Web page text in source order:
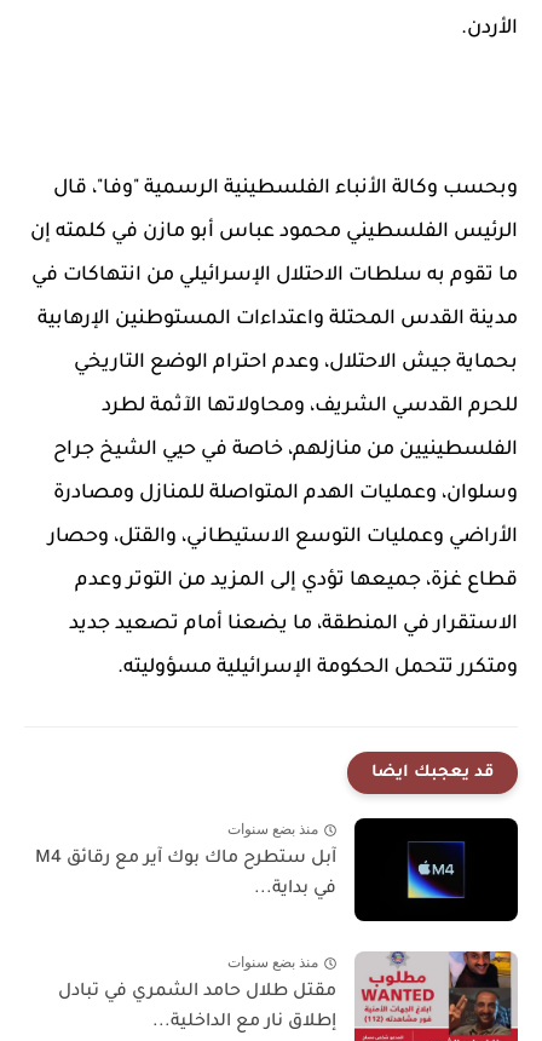
الأردن.
وبحسب وكالة الأنباء الفلسطينية الرسمية "وفا"، قال
الرئيس الفلسطيني محمود عباس أبو مازن في كلمته إن
ما تقوم به سلطات الاحتلال الإسرائيلي من انتهاكات في
مدينة القدس المحتلة واعتداءات المستوطنين الإرهابية
بحماية جيش الاحتلال، وعدم احترام الوضع التاريخي
للحرم القدسي الشريف، ومحاولاتها الآثمة لطرد
الفلسطينيين من منازلهم، خاصة في حيي الشيخ جراح
وسلوان، وعمليات الهدم المتواصلة للمنازل ومصادرة
الأراضي وعمليات التوسع الاستيطاني، والقتل، وحصار
قطاع غزة، جميعها تؤدي إلى المزيد من التوتر وعدم
الاستقرار في المنطقة، ما يضعنا أمام تصعيد جديد
ومتكرر تتحمل الحكومة الإسرائيلية مسؤوليته.
قد يعجبك ايضا
منذ بضع سنوات
آبل ستطرح ماك بوك آير مع رقائق M4
في بداية...
منذ بضع سنوات
مقتل طلال حامد الشمري في تبادل
إطلاق نار مع الداخلية...